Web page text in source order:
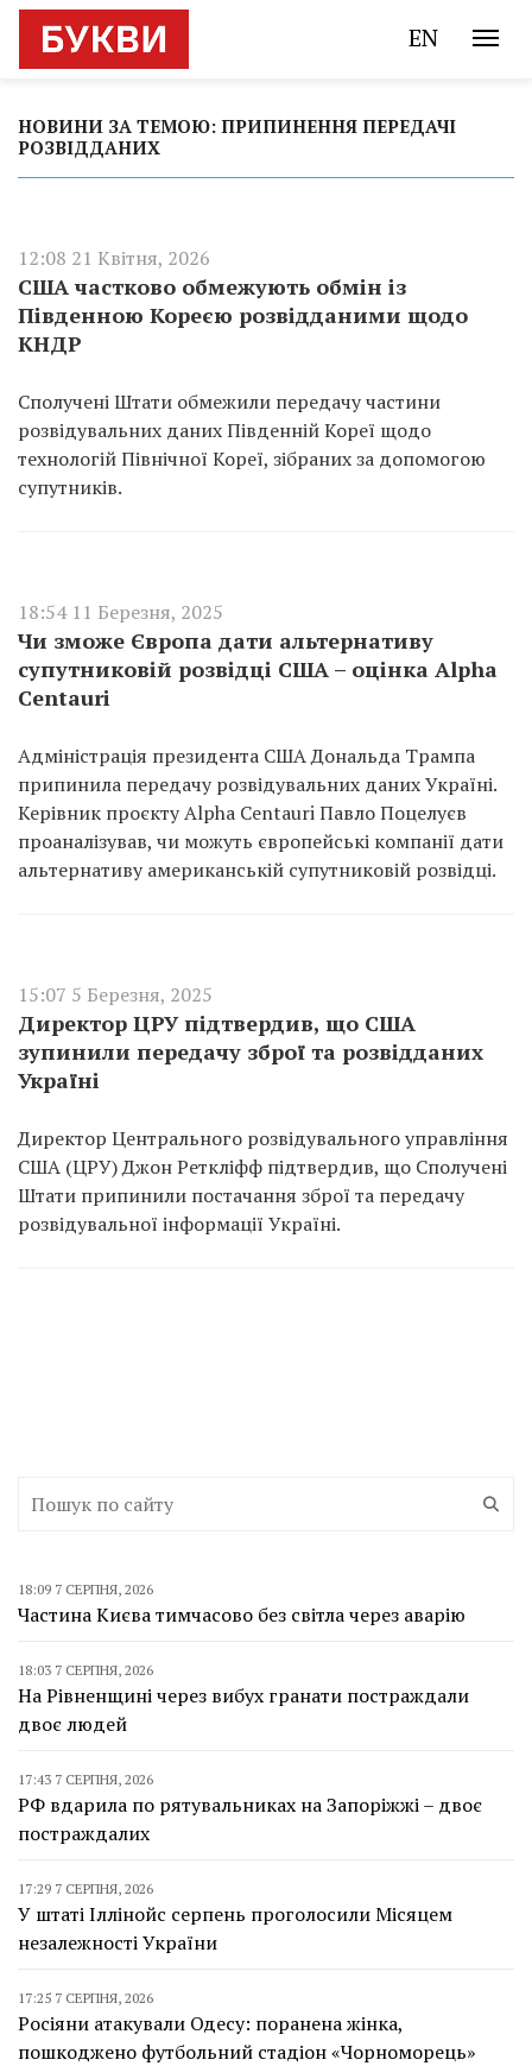
EN
НОВИНИ ЗА ТЕМОЮ: ПРИПИНЕННЯ ПЕРЕДАЧІ
РОЗВІДДАНИХ
12:08 21 Квітня, 2026
США частково обмежують обмін із
Південною Кореєю розвідданими щодо
КНДР
Сполучені Штати обмежили передачу частини
розвідувальних даних Південній Кореї щодо
технологій Північної Кореї, зібраних за допомогою
супутників.
18:54 11 Березня, 2025
Чи зможе Європа дати альтернативу
супутниковій розвідці США – оцінка Alpha
Centauri
Адміністрація президента США Дональда Трампа
припинила передачу розвідувальних даних Україні.
Керівник проєкту Alpha Centauri Павло Поцелуєв
проаналізував, чи можуть європейські компанії дати
альтернативу американській супутниковій розвідці.
15:07 5 Березня, 2025
Директор ЦРУ підтвердив, що США
зупинили передачу зброї та розвідданих
Україні
Директор Центрального розвідувального управління
США (ЦРУ) Джон Реткліфф підтвердив, що Сполучені
Штати припинили постачання зброї та передачу
розвідувальної інформації Україні.
18:09 7 СЕРПНЯ, 2026
Частина Києва тимчасово без світла через аварію
18:03 7 СЕРПНЯ, 2026
На Рівненщині через вибух гранати постраждали
двоє людей
17:43 7 СЕРПНЯ, 2026
РФ вдарила по рятувальниках на Запоріжжі – двоє
постраждалих
17:29 7 СЕРПНЯ, 2026
У штаті Іллінойс серпень проголосили Місяцем
незалежності України
17:25 7 СЕРПНЯ, 2026
Росіяни атакували Одесу: поранена жінка,
пошкоджено футбольний стадіон «Чорноморець»